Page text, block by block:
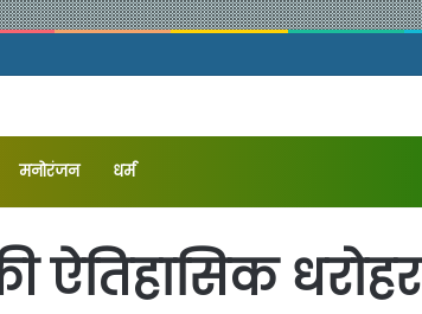
मनोरंजन धर्म
ऐतिहासिक धरोहर